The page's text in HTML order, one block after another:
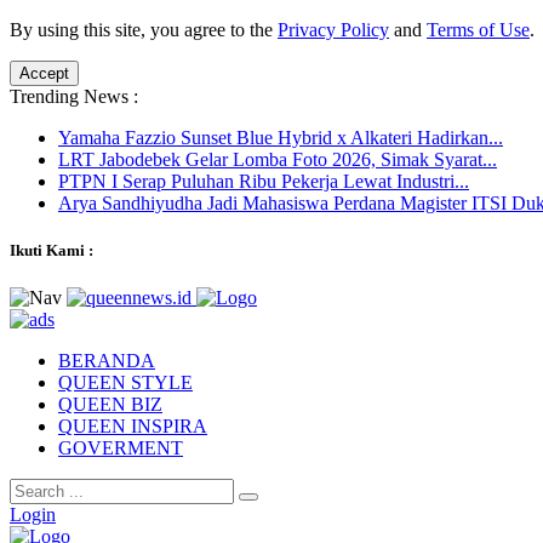
By using this site, you agree to the Privacy Policy and Terms of Use.
Accept
Trending News :
Yamaha Fazzio Sunset Blue Hybrid x Alkateri Hadirkan...
LRT Jabodebek Gelar Lomba Foto 2026, Simak Syarat...
PTPN I Serap Puluhan Ribu Pekerja Lewat Industri...
Arya Sandhiyudha Jadi Mahasiswa Perdana Magister ITSI
Ikuti Kami :
BERANDA
QUEEN STYLE
QUEEN BIZ
QUEEN INSPIRA
GOVERMENT
Login